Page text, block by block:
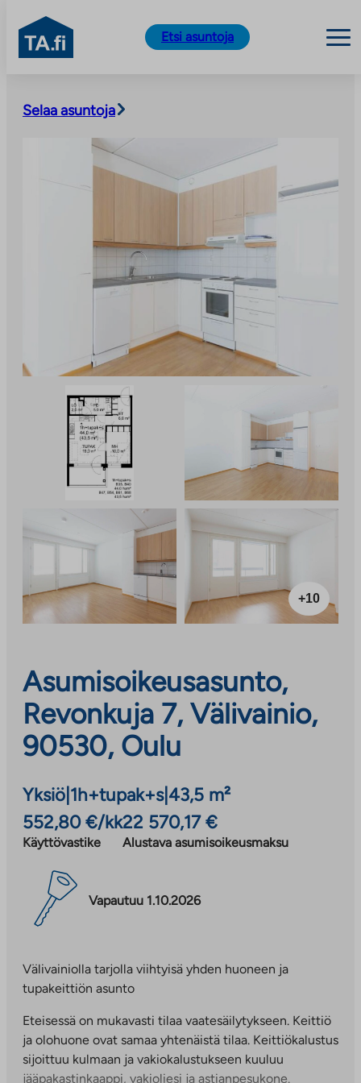
sisältöön
TA.fi
Etsi asuntoja
Selaa asuntoja
+10
Asumisoikeusasunto,
Revonkuja 7, Välivainio,
90530, Oulu
Yksiö 1h+tupak+s| 43,5 m²
552,80 €/kk
Käyttövastike
22 570,17 €
Alustava asumisoikeusmaksu
Vapautuu 1.10.2026
Välivainiolla tarjolla viihtyisä yhden huoneen ja
tupakeittiön asunto
Eteisessä on mukavasti tilaa vaatesäilytykseen. Keittiö
ja olohuone ovat samaa yhtenäistä tilaa. Keittiökalustus
sijoittuu kulmaan ja vakiokalustukseen kuuluu
jääpakastinkaappi, vakioliesi ja astianpesukone.